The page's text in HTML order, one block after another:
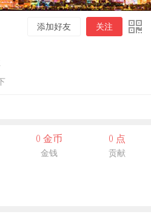
添加好友 关注
0 金币
金钱
0 点
贡献